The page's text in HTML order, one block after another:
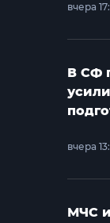
вчера
В СФ
вчера
МЧС